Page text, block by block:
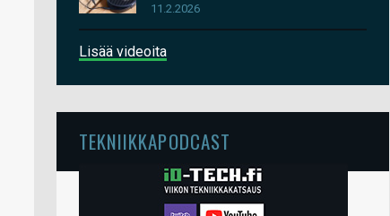
11.2.2026
Lisää videoita
TEKNIIKKAPODCAST